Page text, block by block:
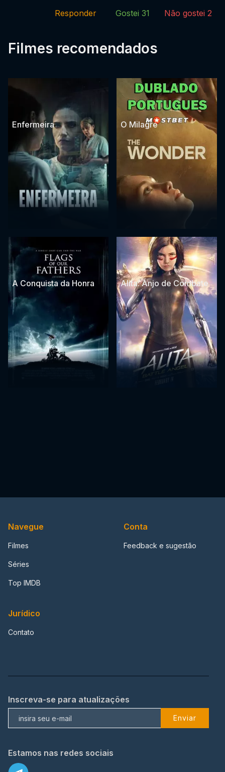
Responder
Gostei 31 Não gostei 2
Filmes recomendados
Enfermeira O Milagre
A Conquista da Honra Alita: Anjo de Combate
Navegue
Filmes
Séries
Top IMDB
Conta
Feedback e sugestão
Jurídico
Contato
Inscreva-se para atualizações
Enviar
Estamos nas redes sociais